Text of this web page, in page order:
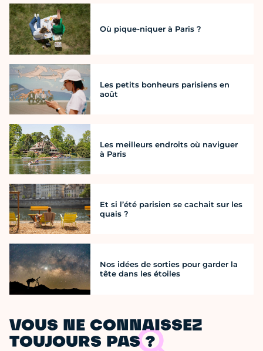
Où pique-niquer à Paris ?
Les petits bonheurs parisiens en
août
Les meilleurs endroits où naviguer
à Paris
Et si l’été parisien se cachait sur les
quais ?
Nos idées de sorties pour garder la
tête dans les étoiles
VOUS NE CONNAISSEZ
TOUJOURS PAS ?